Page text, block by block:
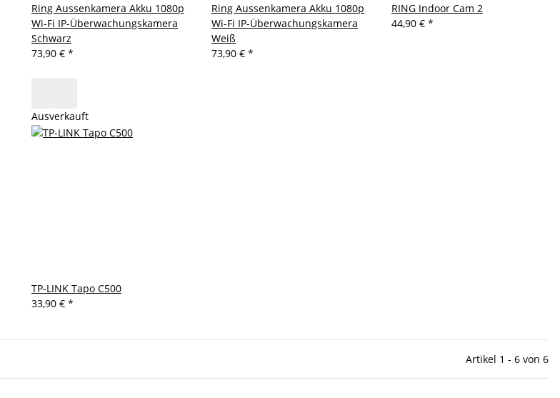
Ring Aussenkamera Akku 1080p
Wi-Fi IP-Überwachungskamera
Schwarz
73,90 € *
Ring Aussenkamera Akku 1080p
Wi-Fi IP-Überwachungskamera
Weiß
73,90 € *
RING Indoor Cam 2
44,90 € *
Ausverkauft
TP-LINK Tapo C500
33,90 € *
Artikel 1 - 6 von 6